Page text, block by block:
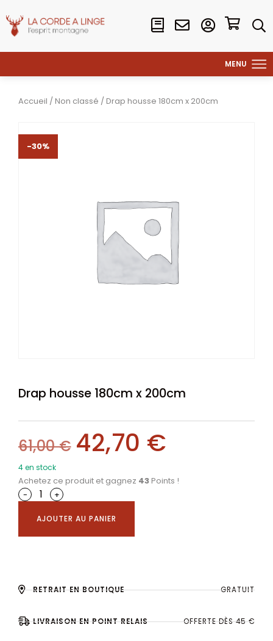
Accueil / Non classé / Drap housse 180cm x 200cm
-30%
-30%
Drap housse 180cm x 200cm
61,00€ 42,70 €
4 en stock
Achetez ce produit et gagnez 43 Points !
-
+
AJOUTER AU PANIER
RETRAIT EN BOUTIQUE GRATUIT
LIVRAISON EN POINT RELAIS OFFERTE DÈS 45 €